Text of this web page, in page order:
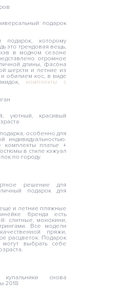
подарок
подарок, которому
это трендовая вещь,
хэв в модном сезоне
огромное
длины, фасона
шерсти и летние из
обилием кос, в виде
комплекты с
уютный, красивый
особенно для
индивидуальностью.
комплекты платье +
в стиле кэжуал
по городу.
решение для
подарок для
и летние пляжные
бренда есть
слитные, монокини,
Все модели
пряжи,
расцветок. Подарок
выбрать себе
снова
2018